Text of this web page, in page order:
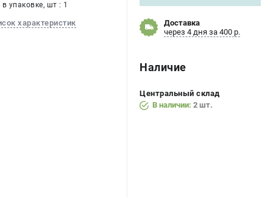
Доставка
через 4 дня за 400 р.
Наличие
Центральный склад
В наличии: 2 шт.
упаковке, шт : 1
характеристик